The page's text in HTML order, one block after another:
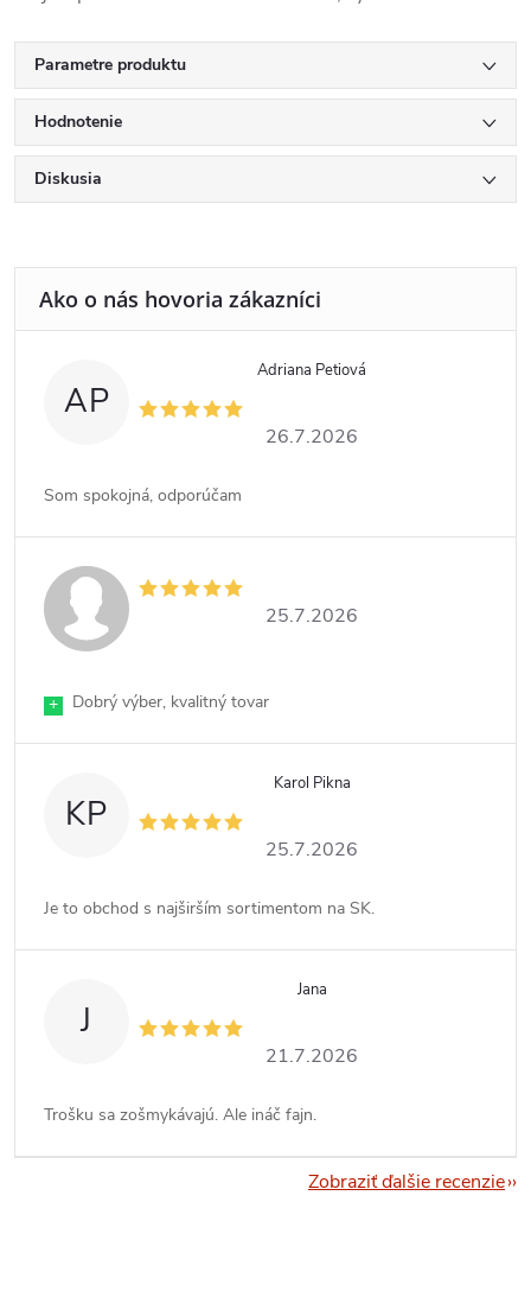
Parametre produktu
Hodnotenie
Diskusia
AP
Adriana Petiová
26.7.2026
Som spokojná, odporúčam
25.7.2026
+ Dobrý výber, kvalitný tovar
KP
Karol Pikna
25.7.2026
Je to obchod s najširším sortimentom na SK.
J
Jana
21.7.2026
Trošku sa zošmykávajú. Ale ináč fajn.
Zobraziť ďalšie recenzie